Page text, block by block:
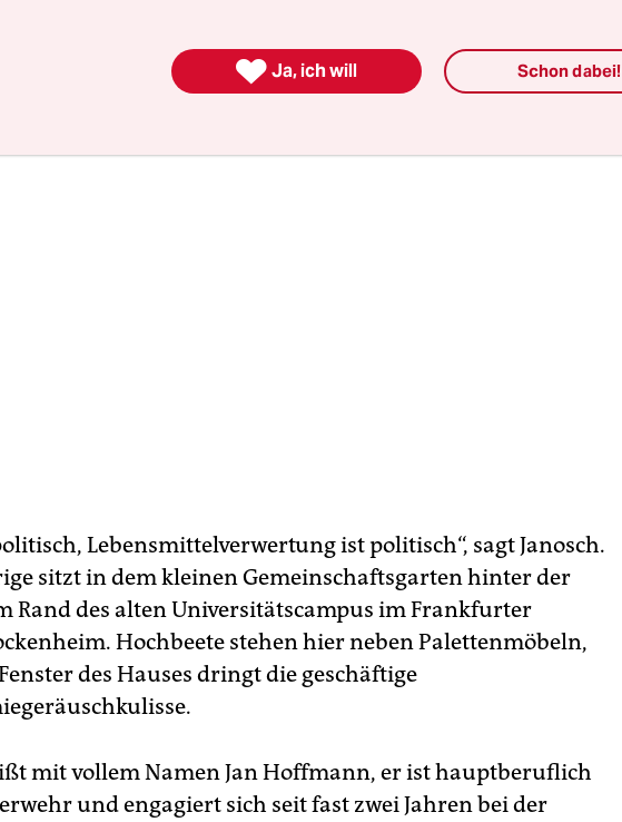
vegetarisch und vegan, aus Lebensmitteln, die
gespendet sind.
Lebensmittelverwertung ist politisch“, sagt Janosch.
sitzt in dem kleinen Gemeinschaftsgarten hinter der
Rand des alten Universitätscampus im Frankfurter
Hochbeete stehen hier neben Palettenmöbeln,
des Hauses dringt die geschäftige
mit vollem Namen Jan Hoffmann, er ist hauptberuflich
und engagiert sich seit fast zwei Jahren bei der
 Ja, ich will Schon dabei!